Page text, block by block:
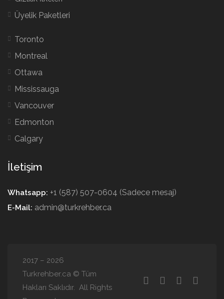
Üyelik Paketleri
Toronto
Montreal
Ottawa
Mississauga
Vancouver
Edmonton
Calgary
İletişim
Whatsapp: +1 (587) 507-0604 (Sadece mesaj)
E-Mail: admin@turkrehber.ca
2017 – 2026
Turkrehber.ca © Tüm
Hakları Saklıdır. All Rights